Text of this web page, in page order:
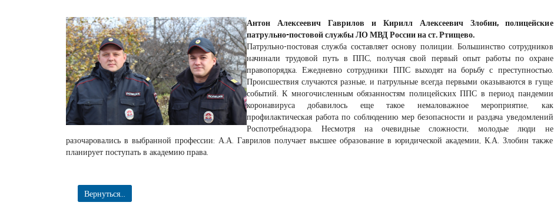
Антон Алексеевич Гаврилов и Кирилл Алексеевич Злобин, полицейские
патрульно-постовой службы ЛО МВД России на ст. Ртищево.
Патрульно-постовая служба составляет основу полиции. Большинство сотрудников
начинали трудовой путь в ППС, получая свой первый опыт работы по охране
правопорядка. Ежедневно сотрудники ППС выходят на борьбу с преступностью.
Происшествия случаются разные, и патрульные всегда первыми оказываются в гуще
событий. К многочисленным обязанностям полицейских ППС в период пандемии
коронавируса добавилось еще такое немаловажное мероприятие, как
профилактическая работа по соблюдению мер безопасности и раздача уведомлений
Роспотребнадзора. Несмотря на очевидные сложности, молодые люди не
разочаровались в выбранной профессии: А.А. Гаврилов получает высшее образование в юридической академии, К.А. Злобин также
планирует поступать в академию права.
Вернуться...